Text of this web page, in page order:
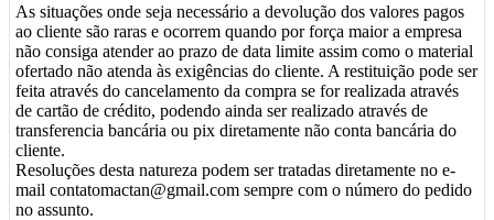
As situações onde seja necessário a devolução dos valores pagos
ao cliente são raras e ocorrem quando por força maior a empresa
não consiga atender ao prazo de data limite assim como o material
ofertado não atenda às exigências do cliente. A restituição pode ser
feita através do cancelamento da compra se for realizada através
de cartão de crédito, podendo ainda ser realizado através de
transferencia bancária ou pix diretamente não conta bancária do
cliente.
Resoluções desta natureza podem ser tratadas diretamente no e-
mail contatomactan@gmail.com sempre com o número do pedido
no assunto.